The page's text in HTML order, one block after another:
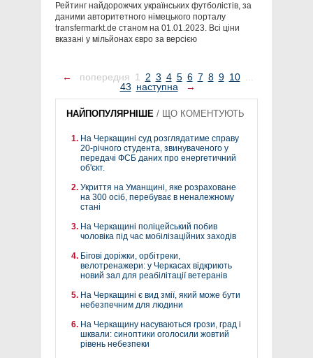
Рейтинг найдорожчих українських футболістів, за
даними авторитетного німецького порталу
transfermarkt.de станом на 01.01.2023. Всі ціни
вказані у мільйонах євро за версією
← попередня 1 2 3 4 5 6 7 8 9 10 ...
43 наступна →
НАЙПОПУЛЯРНІШЕ / ЩО КОМЕНТУЮТЬ
На Черкащині суд розглядатиме справу
20-річного студента, звинуваченого у
передачі ФСБ даних про енергетичний
об'єкт.
Укриття на Уманщині, яке розраховане
на 300 осіб, перебуває в неналежному
стані
На Черкащині поліцейський побив
чоловіка під час мобілізаційних заходів
Бігові доріжки, орбітреки,
велотренажери: у Черкасах відкриють
новий зал для реабілітації ветеранів
На Черкащині є вид змії, який може бути
небезпечним для людини
На Черкащину насуваються грози, град і
шквали: синоптики оголосили жовтий
рівень небезпеки